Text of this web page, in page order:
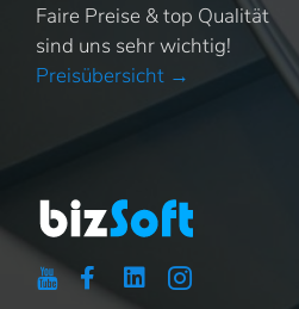
Faire Preise & top Qualität
sind uns sehr wichtig!
Preisübersicht →